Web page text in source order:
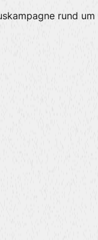
rund um